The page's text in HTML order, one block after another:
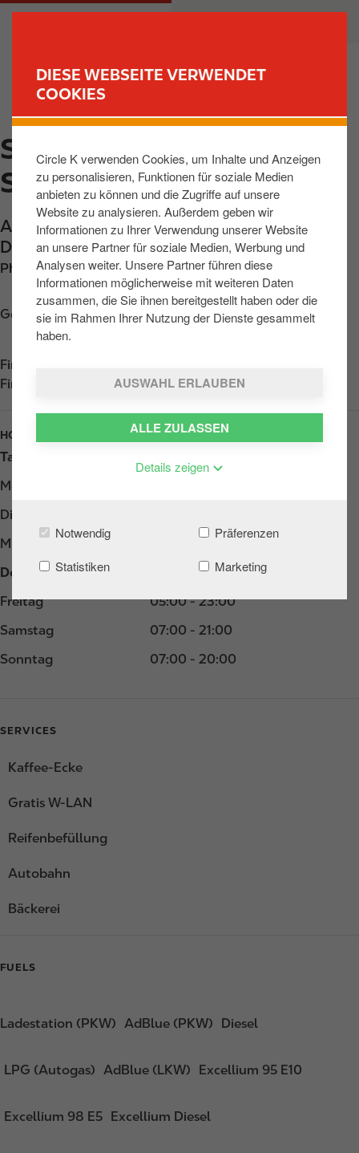
DIESE WEBSEITE VERWENDET
COOKIES
Circle K verwenden Cookies, um Inhalte und Anzeigen
zu personalisieren, Funktionen für soziale Medien
anbieten zu können und die Zugriffe auf unsere
Website zu analysieren. Außerdem geben wir
Informationen zu Ihrer Verwendung unserer Website
an unsere Partner für soziale Medien, Werbung und
Analysen weiter. Unsere Partner führen diese
Informationen möglicherweise mit weiteren Daten
zusammen, die Sie ihnen bereitgestellt haben oder die
sie im Rahmen Ihrer Nutzung der Dienste gesammelt
haben.
AUSWAHL ERLAUBEN
ALLE ZULASSEN
Details zeigen
Notwendig
Präferenzen
Statistiken
Marketing
u
m
I
h
a
l
M
v
SCHESSLITZ, AM
STEINERNEN KREUZ
Am Steinernen Kreuz 1-3,Schesslitz,96110
DE
Phone: +4995427736590
Get directions
Find us on
Find us on
Google Play
HOURS
Tag
Montag
Dienstag
Mittwoch
Donnerstag
05:00 - 23:00
Freitag
05:00 - 23:00
Samstag
07:00 - 21:00
Sonntag
07:00 - 20:00
SERVICES
Kaffee-Ecke
Gratis W-LAN
Reifenbefüllung
Autobahn
Bäckerei
FUELS
Ladestation (PKW) AdBlue (PKW) Diesel
LPG (Autogas) AdBlue (LKW) Excellium 95 E10
Excellium 98 E5 Excellium Diesel